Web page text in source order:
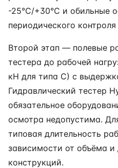
-25°C/+30°C и обильные
периодического
Второй этап — полевые
тестера до рабочей
кН для типа С) с
Гидравлический тестер
обязательное
осмотра недопустима.
типовая длительность
зависимости от объёма и
конструкций.